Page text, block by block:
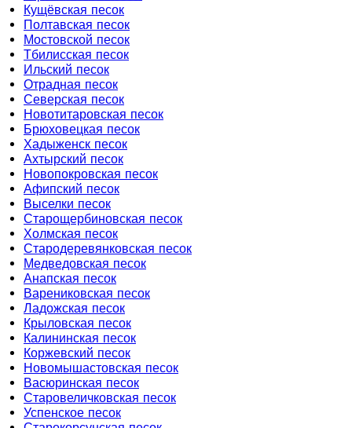
Кущёвская песок
Полтавская песок
Мостовской песок
Тбилисская песок
Ильский песок
Отрадная песок
Северская песок
Новотитаровская песок
Брюховецкая песок
Хадыженск песок
Ахтырский песок
Новопокровская песок
Афипский песок
Выселки песок
Старощербиновская песок
Холмская песок
Стародеревянковская песок
Медведовская песок
Анапская песок
Варениковская песок
Ладожская песок
Крыловская песок
Калининская песок
Коржевский песок
Новомышастовская песок
Васюринская песок
Старовеличковская песок
Успенское песок